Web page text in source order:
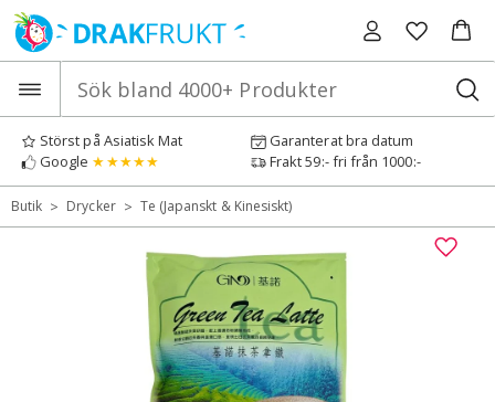
Hoppa
till
innehåll
Störst på Asiatisk Mat
Garanterat bra datum
Google ★★★★★ Frakt 59:- fri från 1000:-
Butik > Drycker > Te (Japanskt & Kinesiskt)